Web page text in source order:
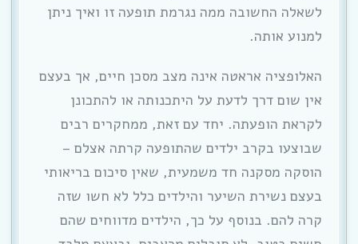
לשאלה החשובה ממה נגרמת תופעה זו ואיך ניתן
למנוע אותה.
האלופציה אראטה אינה מצב מסכן חיים, אך בעצם
אין שום דרך לדעת על היתכנותה או להתכונן
לקראת הופעתה. יחד עם זאת, ממחקרים רבים
שבוצעו בקרב ילדים שהתופעה קרתה אצלם –
הוסקה מסקנה חד משמעית, שאין סיכום בריאותי
בעצם נשירת השיער והילדים כלל לא חשו שזה
קרה להם. בנוסף על כך, הילדים מדווחים שהם